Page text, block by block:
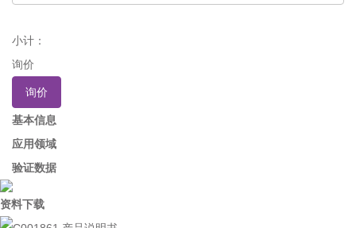
小计：
询价
询价
基本信息
应用领域
验证数据
资料下载